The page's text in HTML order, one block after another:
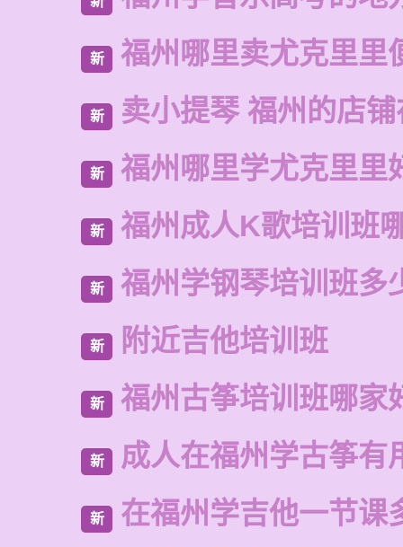
新 福州哪里卖尤克里里
新 卖小提琴 福州的店
新 福州哪里学尤克里里
新 福州成人K歌培训班
新 福州学钢琴培训班多
新 附近吉他培训班
新 福州古筝培训班哪家
新 成人在福州学古筝有
新 在福州学吉他一节课